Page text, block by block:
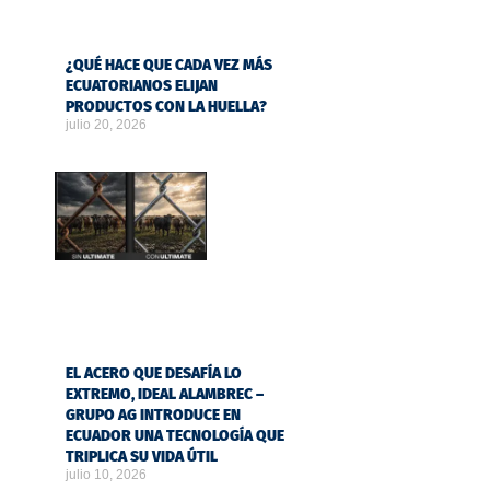
¿QUÉ HACE QUE CADA VEZ MÁS
ECUATORIANOS ELIJAN
PRODUCTOS CON LA HUELLA?
julio 20, 2026
EL ACERO QUE DESAFÍA LO
EXTREMO, IDEAL ALAMBREC –
GRUPO AG INTRODUCE EN
ECUADOR UNA TECNOLOGÍA QUE
TRIPLICA SU VIDA ÚTIL
julio 10, 2026